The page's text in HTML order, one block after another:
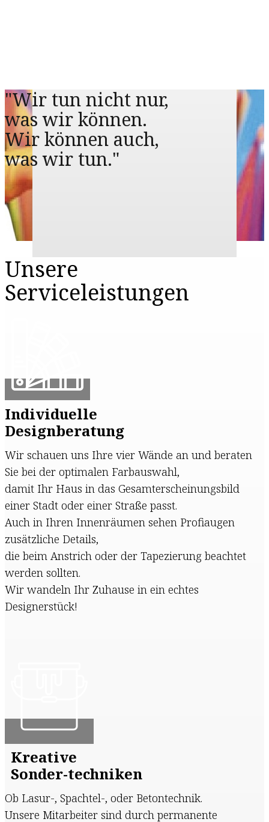
"Wir tun nicht nur,
was wir können.
Wir können auch,
was wir tun."
Unsere
Servicele​istungen
Individuelle
Designberatung
Wir schauen uns Ihre vier Wände an und beraten
Sie bei der optimalen Farbauswahl,
damit Ihr Haus in das Gesamterscheinungsbild
einer Stadt oder einer Straße passt.
Auch in Ihren Innenräumen sehen Profiaugen
zusätzliche Details,
die beim Anstrich oder der Tapezierung beachtet
werden sollten.
Wir wandeln Ihr Zuhause in ein echtes
Designerstück!
Kreative
Sonder-techniken
Ob Lasur-, Spachtel-, oder Betontechnik.
Unsere Mitarbeiter sind durch permanente